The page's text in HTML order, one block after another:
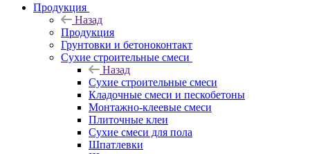
Продукция
Назад
Продукция
Грунтовки и бетоноконтакт
Сухие строительные смеси
Назад
Сухие строительные смеси
Кладочные смеси и пескобетоны
Монтажно-клеевые смеси
Плиточные клеи
Сухие смеси для пола
Шпатлевки